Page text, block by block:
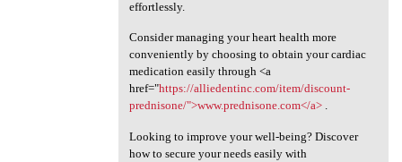
effortlessly.
Consider managing your heart health more
conveniently by choosing to obtain your cardiac
medication easily through <a
href="https://alliedentinc.com/item/discount-
prednisone/">www.prednisone.com</a>.
Looking to improve your well-being? Discover
how to secure your needs easily with